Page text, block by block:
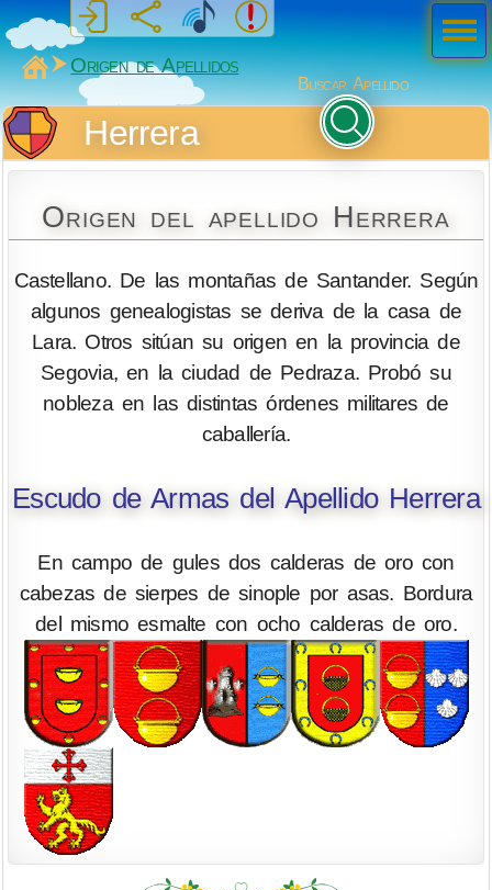
MiSabueso
Origen de Apellidos
Buscar Apellido
Herrera
Origen del apellido Herrera
Castellano. De las montañas de Santander. Según
algunos genealogistas se deriva de la casa de
Lara. Otros sitúan su origen en la provincia de
Segovia, en la ciudad de Pedraza. Probó su
nobleza en las distintas órdenes militares de
caballería.
Escudo de Armas del Apellido Herrera
En campo de gules dos calderas de oro con
cabezas de sierpes de sinople por asas. Bordura
del mismo esmalte con ocho calderas de oro.
Men
ú